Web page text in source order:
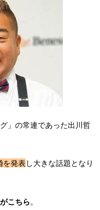
」の常連であった出川哲
を発表し大きな話題となり
こちら。